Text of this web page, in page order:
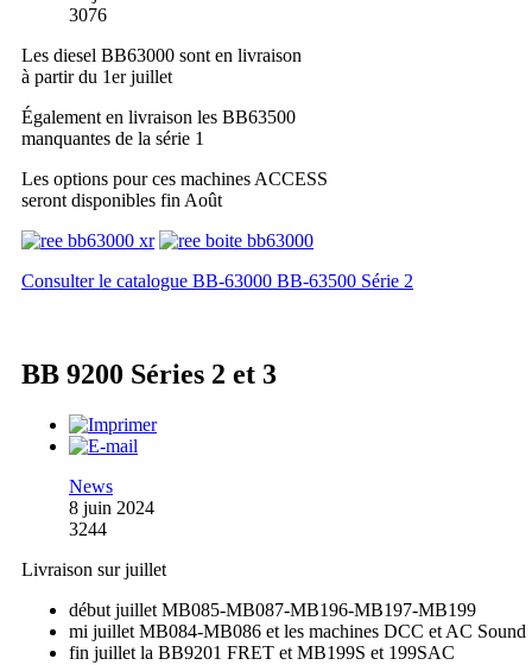
3076
Les diesel BB63000 sont en livraison
à partir du 1er juillet
Également en livraison les BB63500
manquantes de la série 1
Les options pour ces machines ACCESS
seront disponibles fin Août
Consulter le catalogue BB-63000 BB-63500 Série 2
BB 9200 Séries 2 et 3
News
8 juin 2024
3244
Livraison sur juillet
début juillet MB085-MB087-MB196-MB197-MB199
mi juillet MB084-MB086 et les machines DCC et AC Sound
fin juillet la BB9201 FRET et MB199S et 199SAC